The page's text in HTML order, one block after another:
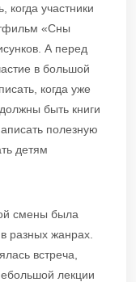
участники
«Сны
А перед
в большой
когда уже
быть книги
полезную
детям
смены была
разных жанрах.
встреча,
лекции